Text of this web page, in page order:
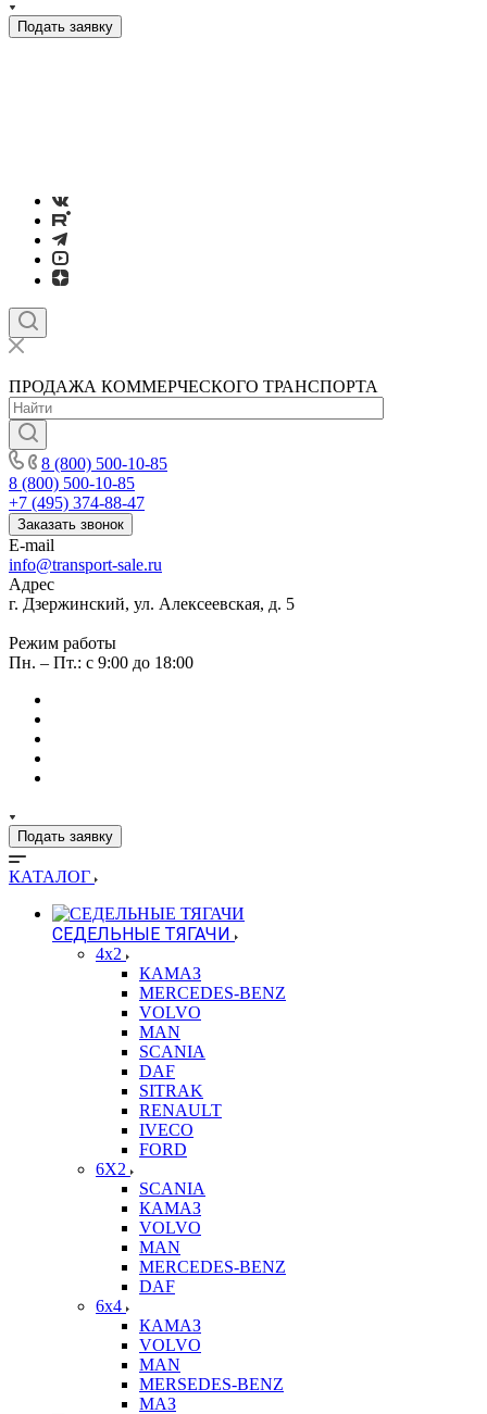
Подать заявку
ПРОДАЖА КОММЕРЧЕСКОГО ТРАНСПОРТА
8 (800) 500-10-85
8 (800) 500-10-85
+7 (495) 374-88-47
Заказать звонок
E-mail
info@transport-sale.ru
Адрес
г. Дзержинский, ул. Алексеевская, д. 5
Режим работы
Пн. – Пт.: с 9:00 до 18:00
Подать заявку
КАТАЛОГ
СЕДЕЛЬНЫЕ ТЯГАЧИ
4x2
КАМАЗ
MERCEDES-BENZ
VOLVO
MAN
SCANIA
DAF
SITRAK
RENAULT
IVECO
FORD
6X2
SCANIA
КАМАЗ
VOLVO
MAN
MERCEDES-BENZ
DAF
6x4
КАМАЗ
VOLVO
MAN
MERSEDES-BENZ
МАЗ